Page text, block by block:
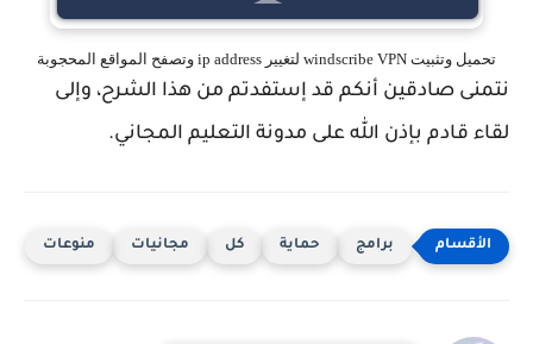
تحميل وتثبيت windscribe VPN لتغيير ip address وتصفح المواقع المحجوبة
نتمنى صادقين أنكم قد إستفدتم من هذا الشرح، وإلى
لقاء قادم بإذن الله على مدونة التعليم المجاني.
برامج حماية كل مجانيات منوعات